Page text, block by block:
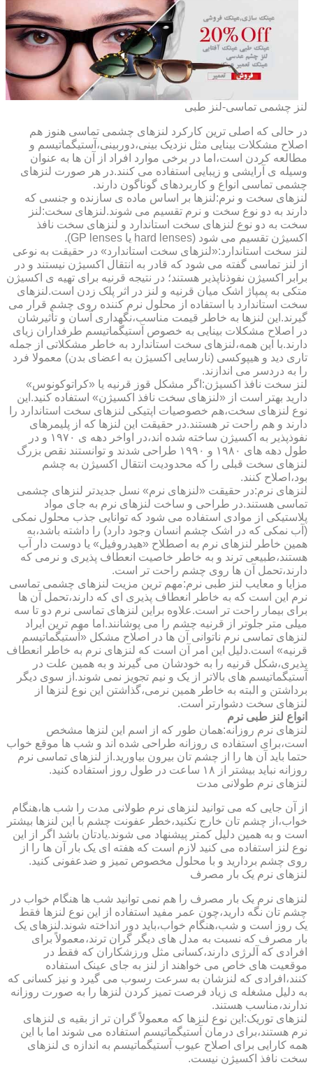
لنز چشمی تماسی-لنز طبی
در حالی که اصلی ترین کارکرد لنزهای چشمی تماسی هنوز هم
اصلاح مشکلات بینایی مثل نزدیک بینی،دوربینی،آستیگماتیسم و
مطالعه کردن است،اما در برخی موارد افراد از آن ها به عنوان
وسیله ی آرایشی و زیبایی استفاده می کنند.در هر صورت لنزهای
چشمی تماسی انواع و کاربردهای گوناگون دارند.
لنزهای سخت و نرم:لنزها بر اساس ماده ی سازنده و جنسی که
دارند به دو نوع سخت و نرم تقسیم می شوند.لنزهای سخت:لنز
سخت به دو نوع لنزهای سخت استاندارد و لنزهای سخت نافذ
اکسیژن تقسیم می شود (hard lenses یا GP lenses).
لنز سخت استاندارد:«لنزهای سخت استاندارد» در حقیقت به نوعی
از لنز تماسی گفته می شود که قادر به انتقال اکسیژن نیستند و در
برابر اکسیژن نفوذناپذیر هستند؛ در نتیجه قرنیه برای تهیه ی اکسیژن
متکی به پمپاژ اشک میان قرنیه و لنز در اثر پلک زدن است.لنزهای
سخت استاندارد با استفاده از محلول نرم کننده روی چشم قرار می
گیرند.این لنزها به خاطر قیمت مناسب،نگهداری آسان و تأثیرشان
در اصلاح مشکلات بینایی به خصوص آستیگماتیسم طرفداران زیای
دارند.با این همه،لنزهای سخت استاندارد به خاطر مشکلاتی از جمله
تاری دید و هیپوکسی (نارسایی اکسیژن به اعضای بدن) معمولا فرد
را به دردسر می اندازند.
لنز سخت نافذ اکسیژن:اگر مشکل قوز قرنیه یا «کراتوکونوس»
دارید بهتر است از «لنزهای سخت نافذ اکسیژن» استفاده کنید.این
نوع لنزهای سخت،هم خصوصیات اپتیکی لنزهای سخت استاندارد را
دارند و هم راحت تر هستند.در حقیقت این لنزها که از پلیمرهای
نفوذپذیر به اکسیژن ساخته شده اند،در اواخر دهه ی ۱۹۷۰ و در
طول دهه های ۱۹۸۰ و ۱۹۹۰ طراحی شدند و توانستند نقص بزرگ
لنزهای سخت قبلی را که محدودیت انتقال اکسیژن به چشم
بود،اصلاح کنند.
لنزهای نرم:در حقیقت «لنزهای نرم» نسل جدیدتر لنزهای چشمی
تماسی هستند.در طراحی و ساخت لنزهای نرم به جای مواد
پلاستیکی از موادی استفاده می شود که توانایی جذب محلول نمکی
(آب نمکی که در اشک چشم انسان وجود دارد) را داشته باشد،به
همین خاطر لنزهای نرم به اصطلاح «هیدروفیل» یا دوست دار آب
هستند،طبیعی ترند و به خاطر خاصیت انعطاف پذیری و نرمی که
دارند،تحمل آن ها روی چشم راحت تر است.
مزایا و معایب لنز طبی نرم:مهم ترین مزیت لنزهای چشمی تماسی
نرم این است که به خاطر انعطاف پذیری ای که دارند،تحمل آن ها
برای بیمار راحت تر است.علاوه براین لنزهای تماسی نرم دو تا سه
میلی متر جلوتر از قرنیه چشم را می پوشانند.اما مهم ترین ایراد
لنزهای تماسی نرم ناتوانی آن ها در اصلاح مشکل «آستیگماتیسم
قرنیه» است.دلیل این امر آن است که لنزهای نرم به خاطر انعطاف
پذیری،شکل قرنیه را به خودشان می گیرند و به همین علت در
آستیگماتیسم های بالاتر از یک و نیم تجویز نمی شوند.از سوی دیگر
برداشتن و البته به خاطر همین نرمی،گذاشتن این نوع لنزها از
لنزهای سخت دشوارتر است.
انواع لنز طبی نرم
لنزهای نرم روزانه:همان طور که از اسم این لنزها مشخص
است،برای استفاده ی روزانه طراحی شده اند و شب ها موقع خواب
حتما باید آن ها را از چشم تان بیرون بیاورید.از لنزهای تماسی نرم
روزانه نباید بیشتر از ۱۸ ساعت در طول روز استفاده کنید.
لنزهای نرم طولانی مدت
از آن جایی که می توانید لنزهای نرم طولانی مدت را شب ها،هنگام
خواب،از چشم تان خارج نکنید،خطر عفونت چشم با این لنزها بیشتر
است و به همین دلیل کمتر پیشنهاد می شوند.یادتان باشد اگر از این
نوع لنز استفاده می کنید لازم است که هفته ای یک بار آن ها را از
روی چشم بردارید و با محلول مخصوص تمیز و ضدعفونی کنید.
لنزهای نرم یک بار مصرف
لنزهای نرم یک بار مصرف را هم نمی توانید شب ها هنگام خواب در
چشم تان نگه دارید،چون عمر مفید استفاده از این نوع لنزها فقط
یک روز است و شب،هنگام خواب،باید دور انداخته شوند.لنزهای یک
بار مصرف که نسبت به مدل های دیگر گران ترند،معمولاً برای
افرادی که آلرژی دارند،کسانی مثل ورزشکاران که فقط در
موقعیت های خاص می خواهند از لنز به جای عینک استفاده
کنند،افرادی که لنزشان به سرعت رسوب می گیرد و نیز کسانی که
به دلیل مشغله ی زیاد فرصت تمیز کردن لنزها را به صورت روزانه
ندارند،مناسب هستند.
لنزهای توریک:این نوع لنزها که معمولاً گران تر از بقیه ی لنزهای
نرم هستند،برای درمان آستیگماتیسم استفاده می شوند اما با این
همه کارایی برای اصلاح عیوب آستیگماتیسم به اندازه ی لنزهای
سخت نافذ اکسیژن نیست.